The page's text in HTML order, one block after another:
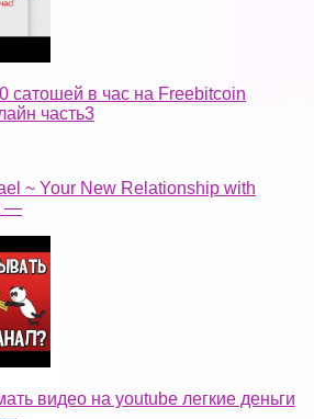
сатошей в час на Freebitcoin
часть3
~ Your New Relationship with
—
видео на youtube легкие деньги